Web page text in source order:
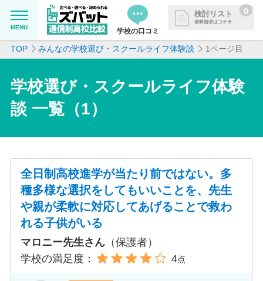
MENU 学校の口コミ
検討リスト
資料請求はコチラ
0
資料請求リストに追加しました
めて資料請求できます
MENU
学校を探したい
通信制高校について知りたい
よくある質問
掲載を希望される学校様へ
TOP みんなの学校選び・スクールライフ体験談 1ページ目
学校選び・スクールライフ体験
談 一覧（1）
全日制高校進学が当たり前ではない。多
種多様な選択をしてもいいことを、先生
や親が柔軟に対応してあげることで救わ
れる子供がいる
マロニー先生さん （保護者）
学校の満足度：
4点